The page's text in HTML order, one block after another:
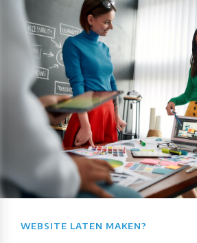
WEBSITE LATEN MAKEN?​​​​​​​​​​​​​​